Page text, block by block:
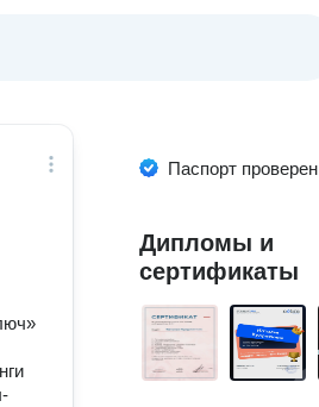
Паспорт проверен
Дипломы и
сертификаты